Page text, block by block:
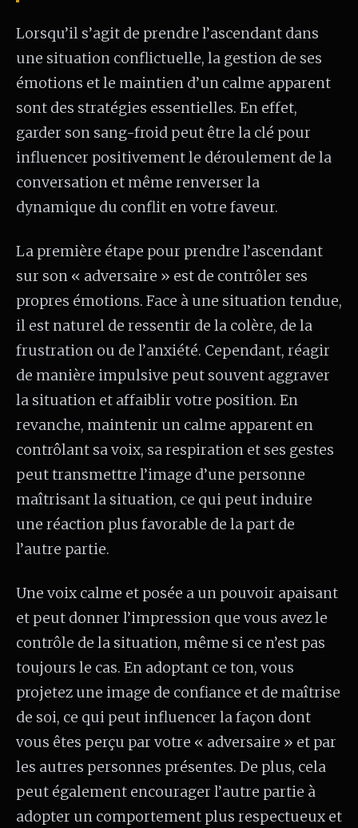
Lorsqu’il s’agit de prendre l’ascendant dans
une situation conflictuelle, la gestion de ses
émotions et le maintien d’un calme apparent
sont des stratégies essentielles. En effet,
garder son sang-froid peut être la clé pour
influencer positivement le déroulement de la
conversation et même renverser la
dynamique du conflit en votre faveur.
La première étape pour prendre l’ascendant
sur son « adversaire » est de contrôler ses
propres émotions. Face à une situation tendue,
il est naturel de ressentir de la colère, de la
frustration ou de l’anxiété. Cependant, réagir
de manière impulsive peut souvent aggraver
la situation et affaiblir votre position. En
revanche, maintenir un calme apparent en
contrôlant sa voix, sa respiration et ses gestes
peut transmettre l’image d’une personne
maîtrisant la situation, ce qui peut induire
une réaction plus favorable de la part de
l’autre partie.
Une voix calme et posée a un pouvoir apaisant
et peut donner l’impression que vous avez le
contrôle de la situation, même si ce n’est pas
toujours le cas. En adoptant ce ton, vous
projetez une image de confiance et de maîtrise
de soi, ce qui peut influencer la façon dont
vous êtes perçu par votre « adversaire » et par
les autres personnes présentes. De plus, cela
peut également encourager l’autre partie à
adopter un comportement plus respectueux et